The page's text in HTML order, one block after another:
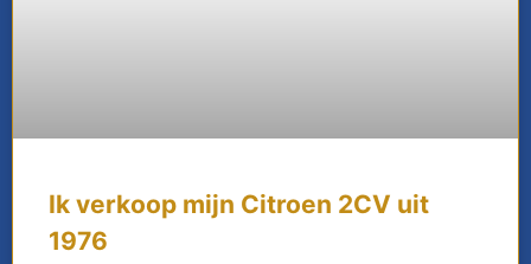
Ik verkoop mijn Citroen 2CV uit
1976